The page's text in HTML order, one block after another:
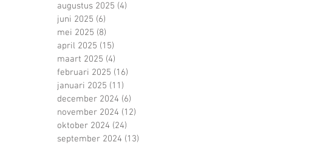
augustus 2025 (4)
juni 2025 (6)
mei 2025 (8)
april 2025 (15)
maart 2025 (4)
februari 2025 (16)
januari 2025 (11)
december 2024 (6)
november 2024 (12)
oktober 2024 (24)
september 2024 (13)